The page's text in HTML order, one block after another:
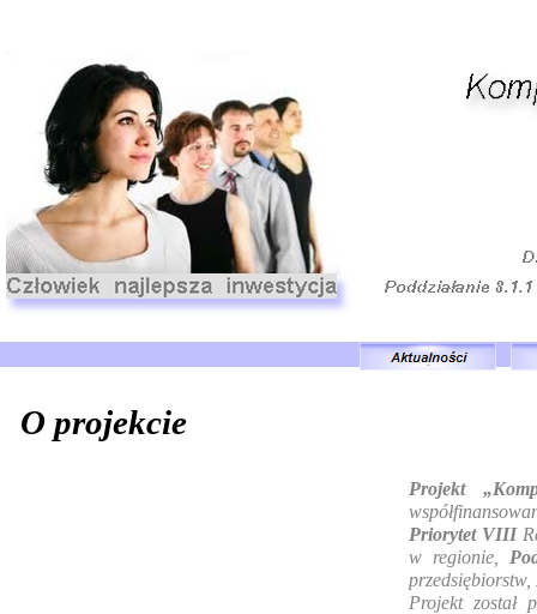
O projekcie
Projekt
Priorytet VIII
w regionie,
przedsiębiorstw,
Projekt został